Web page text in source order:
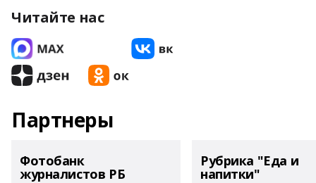
Читайте нас
Партнеры
Фотобанк
журналистов РБ
Рубрика "Еда и
напитки"